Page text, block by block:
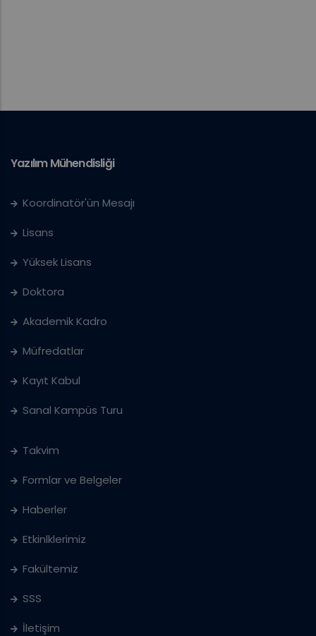
Yazılım Mühendisliği
Koordinatör'ün Mesajı
Lisans
Yüksek Lisans
Doktora
Akademik Kadro
Müfredatlar
Kayıt Kabul
Sanal Kampüs Turu
Takvim
Formlar ve Belgeler
Haberler
Etkinlklerimiz
Fakültemiz
SSS
İletişim